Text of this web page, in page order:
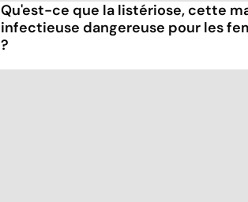
Qu'est-ce que la listériose, cette
infectieuse dangereuse pour les
?